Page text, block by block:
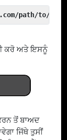
path/to/
ਕਰੋ ਅਤੇ ਇਸਨੂੰ
ਤੋਂ ਬਾਅਦ
ਜਿੱਥੇ ਤੁਸੀਂ